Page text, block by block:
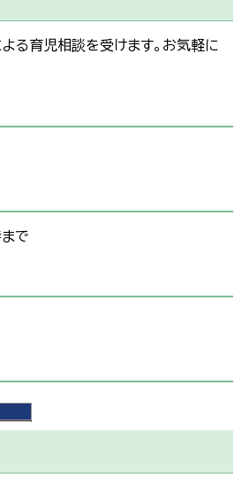
る育児相談を受けます。お気軽に
で